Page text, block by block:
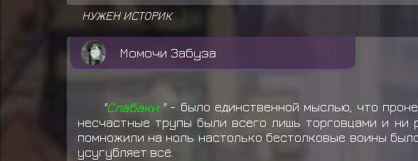
НУЖЕН ИСТОРИК
Момочи Забуза
"Слабаки."- было единственной мыслью, что
несчастные трупы были всего лишь торговцами и
помножили на ноль настолько бестолковые воины
усугубляет всё.